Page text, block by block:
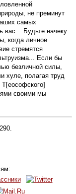
не преминут
самых
вас... Будьте начеку
когда личное
стремятся
Если бы
безличной силы,
хуле, полагая труд
своими мы